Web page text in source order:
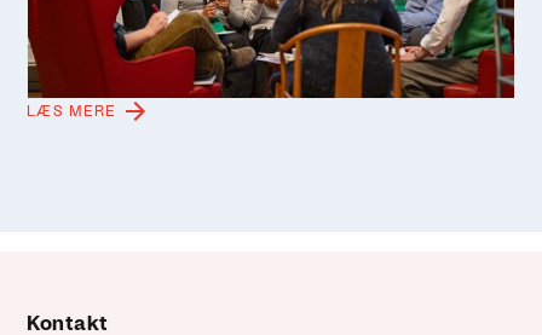
Videnskabernes Selskab har det seneste år turneret
langs kysterne og udforsket et hav i forandring på tværs
af fag og ståsteder. Nu tog vi deltagerne og læringen
med hjem – og samlede det hele under samme tag.
LÆS MERE
Kontakt